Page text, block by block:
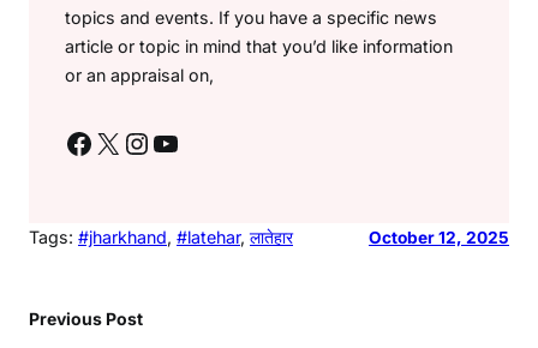
topics and events. If you have a specific news
article or topic in mind that you’d like information
or an appraisal on,
Facebook X Instagram YouTube
Tags: #jharkhand, #latehar, लातेहार October 12, 2025
Previous Post